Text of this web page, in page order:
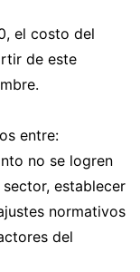
el costo del
de este
entre:
no se logren
establecer
normativos
del